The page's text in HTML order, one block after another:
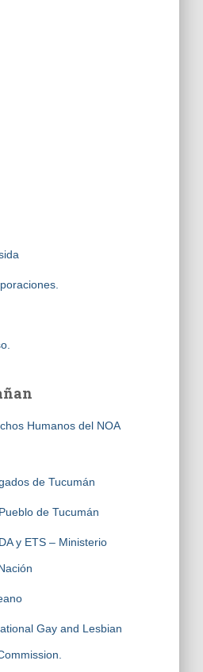
Humanos del NOA
de Tucumán
de Tucumán
y ETS – Ministerio
Gay and Lesbian